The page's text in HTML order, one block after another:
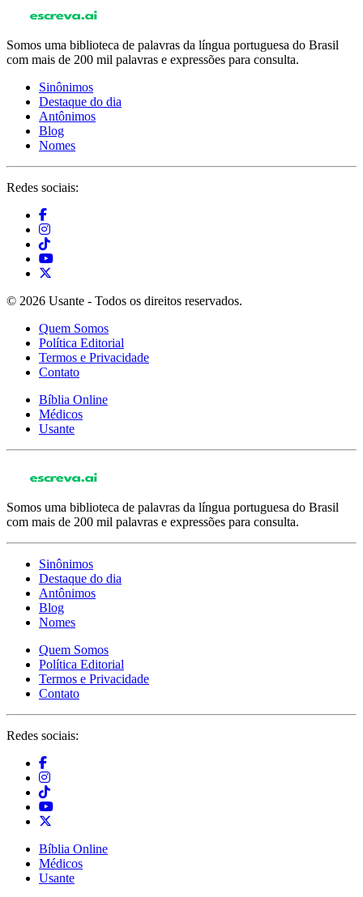
Somos uma biblioteca de palavras da língua portuguesa do Brasil
com mais de 200 mil palavras e expressões para consulta.
Sinônimos
Destaque do dia
Antônimos
Blog
Nomes
Redes sociais:
© 2026 Usante - Todos os direitos reservados.
Quem Somos
Política Editorial
Termos e Privacidade
Contato
Bíblia Online
Médicos
Usante
Somos uma biblioteca de palavras da língua portuguesa do Brasil
com mais de 200 mil palavras e expressões para consulta.
Sinônimos
Destaque do dia
Antônimos
Blog
Nomes
Quem Somos
Política Editorial
Termos e Privacidade
Contato
Redes sociais:
Bíblia Online
Médicos
Usante